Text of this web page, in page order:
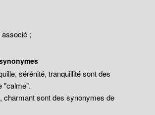
;
sérénité, tranquillité sont des
"calme".
charmant sont des synonymes de